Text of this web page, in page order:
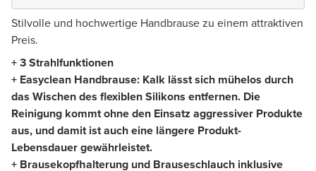
Stilvolle und hochwertige Handbrause zu einem attraktiven
Preis.
+ 3 Strahlfunktionen
+ Easyclean Handbrause: Kalk lässt sich mühelos durch
das Wischen des flexiblen Silikons entfernen. Die
Reinigung kommt ohne den Einsatz aggressiver Produkte
aus, und damit ist auch eine längere Produkt-
Lebensdauer gewährleistet.
+ Brausekopfhalterung und Brauseschlauch inklusive